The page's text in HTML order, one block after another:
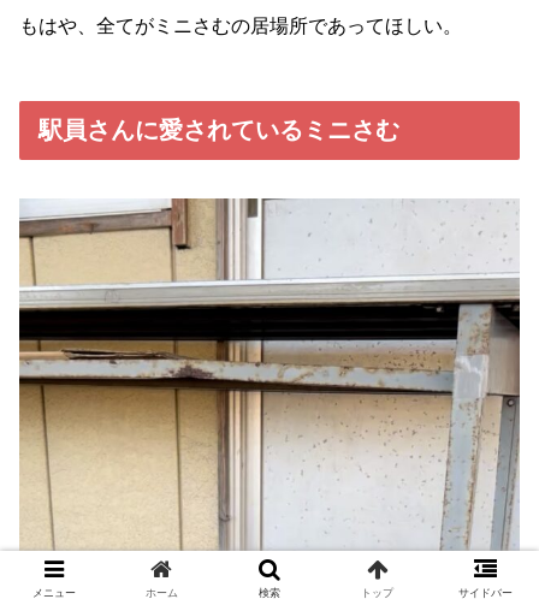
もはや、全てがミニさむの居場所であってほしい。
駅員さんに愛されているミニさむ
メニュー ホーム 検索 トップ サイドバー